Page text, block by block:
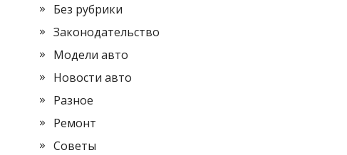
Без рубрики
Законодательство
Модели авто
Новости авто
Разное
Ремонт
Советы